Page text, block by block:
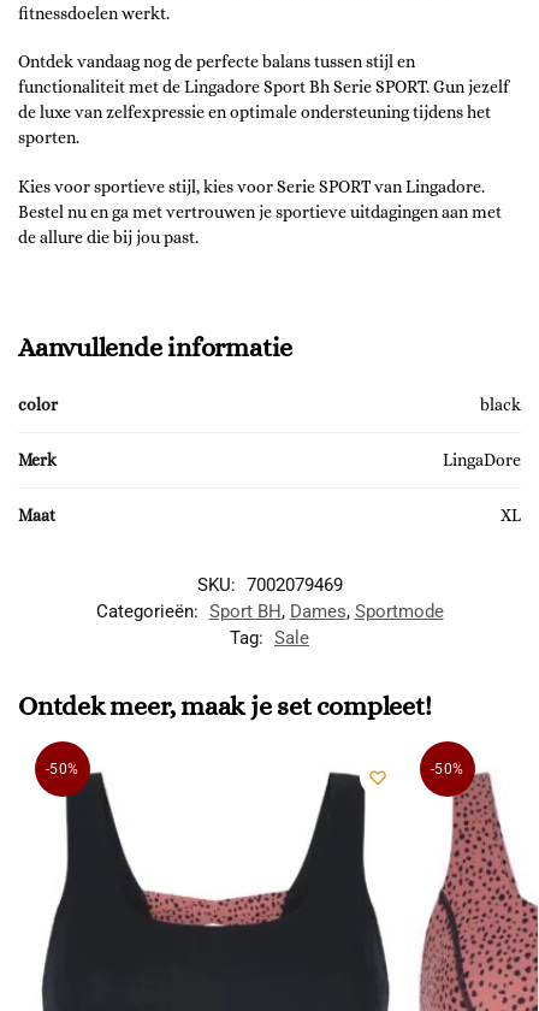
fitnessdoelen werkt.
Ontdek vandaag nog de perfecte balans tussen stijl en
functionaliteit met de Lingadore Sport Bh Serie SPORT. Gun jezelf
de luxe van zelfexpressie en optimale ondersteuning tijdens het
sporten.
Kies voor sportieve stijl, kies voor Serie SPORT van Lingadore.
Bestel nu en ga met vertrouwen je sportieve uitdagingen aan met
de allure die bij jou past.
Aanvullende informatie
color black
Merk LingaDore
Maat XL
SKU: 7002079469
Categorieën: Sport BH, Dames, Sportmode
Tag: Sale
Ontdek meer, maak je set compleet!
-50% -50%